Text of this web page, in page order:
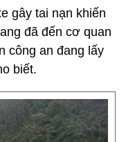
gây tai nạn khiến
đã đến cơ quan
công an đang lấy
biết.